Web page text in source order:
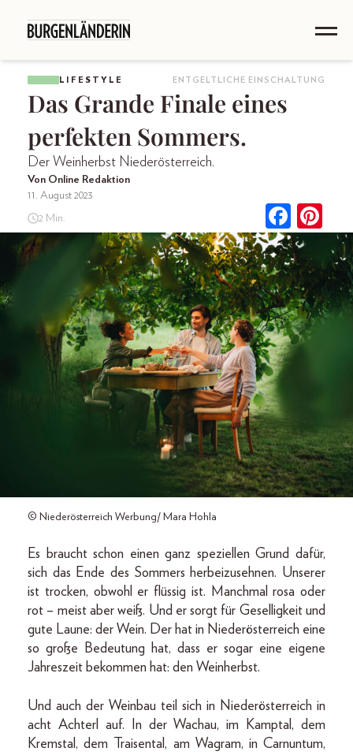
LIFESTYLE ENTGELTLICHE EINSCHALTUNG
Das Grande Finale eines
perfekten Sommers.
Der Weinherbst Niederösterreich.
Von Online Redaktion
11. August 2023
2 Min.
© Niederösterreich Werbung/ Mara Hohla
Es braucht schon einen ganz speziellen Grund dafür,
sich das Ende des Sommers herbeizusehnen. Unserer
ist trocken, obwohl er flüssig ist. Manchmal rosa oder
rot – meist aber weiß. Und er sorgt für Geselligkeit und
gute Laune: der Wein. Der hat in Niederösterreich eine
so große Bedeutung hat, dass er sogar eine eigene
Jahreszeit bekommen hat: den Weinherbst.
Und auch der Weinbau teil sich in Niederösterreich in
acht Achterl auf. In der Wachau, im Kamptal, dem
Kremstal, dem Traisental, am Wagram, in Carnuntum,